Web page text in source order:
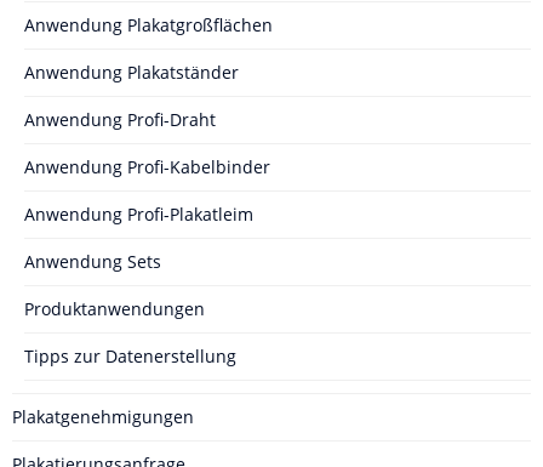
Anwendung Plakatgroßflächen
Anwendung Plakatständer
Anwendung Profi-Draht
Anwendung Profi-Kabelbinder
Anwendung Profi-Plakatleim
Anwendung Sets
Produktanwendungen
Tipps zur Datenerstellung
Plakatgenehmigungen